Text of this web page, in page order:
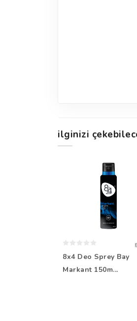
ilginizi
8x4 Deo Sprey Bay
Markant 150m...